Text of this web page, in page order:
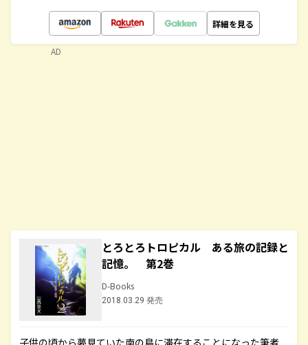
詳細を見る
とろとろトロピカル ある旅の記録と
記憶。 第2巻
D-Books
2018.03.29 発売
子供の頃から夢見ていた南の島に滞在することになった筆者
AD